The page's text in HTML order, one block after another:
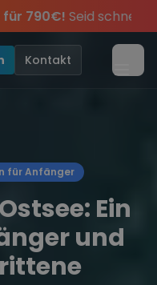
schnell und sichert
und Deine
Sowie20€ Rabatt
Closing Party
Kontakt
für Anfänger
Ein
und